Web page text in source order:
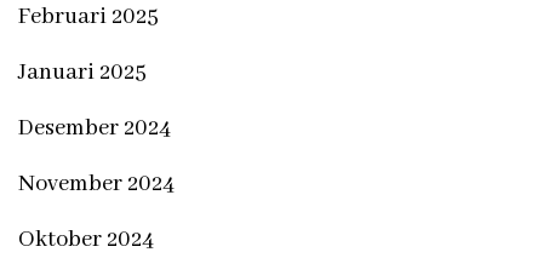
Februari 2025
Januari 2025
Desember 2024
November 2024
Oktober 2024